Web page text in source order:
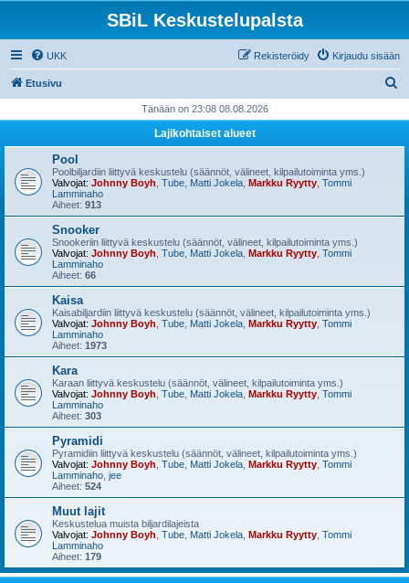
SBiL Keskustelupalsta
UKK Kirjaudu sisään
Rekisteröidy
Etusivu
i
Tänään on 23:08 08.08.2026
Lajikohtaiset alueet
Pool
Poolbiljardiin liittyvä keskustelu (säännöt, välineet, kilpailutoiminta yms.)
Valvojat: Johnny Boyh Tube Matti Jokela Markku Ryytty Tommi
Lamminaho
Aiheet: 913
Snooker
Snookeriin liittyvä keskustelu (säännöt, välineet, kilpailutoiminta yms.)
Valvojat: Johnny Boyh Tube Matti Jokela Markku Ryytty Tommi
Lamminaho
Aiheet: 66
Kaisa
Kaisabiljardiin liittyvä keskustelu (säännöt, välineet, kilpailutoiminta yms.)
Valvojat: Johnny Boyh Tube Matti Jokela Markku Ryytty Tommi
Lamminaho
Aiheet: 1973
Kara
Karaan liittyvä keskustelu (säännöt, välineet, kilpailutoiminta yms.)
Valvojat: Johnny Boyh Tube Matti Jokela Markku Ryytty Tommi
Lamminaho
Aiheet: 303
Pyramidi
Pyramidiin liittyvä keskustelu (säännöt, välineet, kilpailutoiminta yms.)
Valvojat: Johnny Boyh Tube Matti Jokela Markku Ryytty Tommi
Lamminaho jee
Aiheet: 524
Muut lajit
Keskustelua muista biljardilajeista
Valvojat: Johnny Boyh Tube Matti Jokela Markku Ryytty Tommi
Lamminaho
Aiheet: 179